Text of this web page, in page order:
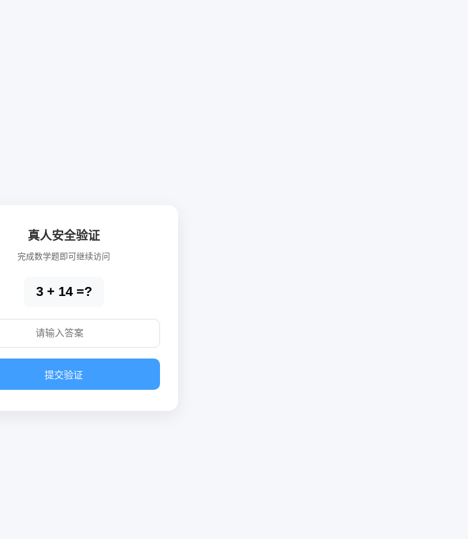
真人安全验证
完成数学题即可继续访问
3 + 14 =?
提交验证